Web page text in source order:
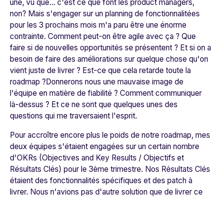
une, vu que... c'est ce que font les product managers,
non? Mais s'engager sur un planning de fonctionnalitées
pour les 3 prochains mois m'a paru être une énorme
contrainte. Comment peut-on être agile avec ça ? Que
faire si de nouvelles opportunités se présentent ? Et si on a
besoin de faire des améliorations sur quelque chose qu'on
vient juste de livrer ? Est-ce que cela retarde toute la
roadmap ?Donnerons nous une mauvaise image de
l'équipe en matière de fiabilité ? Comment communiquer
là-dessus ? Et ce ne sont que quelques unes des
questions qui me traversaient l'esprit.
Pour accroître encore plus le poids de notre roadmap, mes
deux équipes s'étaient engagées sur un certain nombre
d'OKRs (Objectives and Key Results / Objectifs et
Résultats Clés) pour le 3ème trimestre. Nos Résultats Clés
étaient des fonctionnalités spécifiques et des patch à
livrer. Nous n'avions pas d'autre solution que de livrer ce